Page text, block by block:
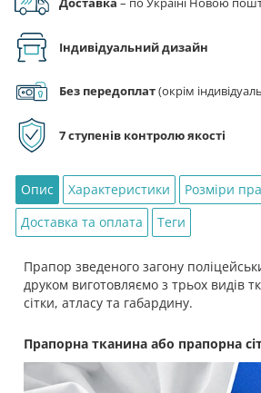
Індивідуальний дизайн
Без передоплат(окрім
7 ступенів контролю якості
Опис Характеристики Розміри
Доставка та оплата
Теги
Прапор зведеного загону
друком виготовляємо з трьох видів
сітки, атласу та габардину.
Прапорна тканина або прапорна